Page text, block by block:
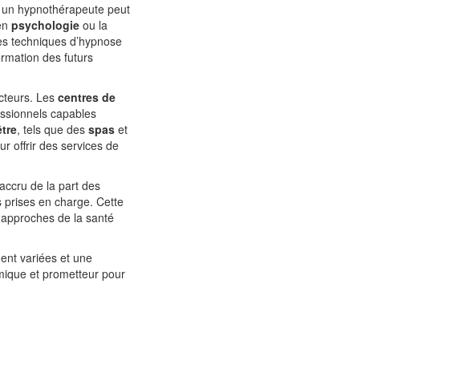
hypnothérapeute peut
psychologie ou la
techniques d’hypnose
des futurs
Les centres de
capables
, tels que des spas et
offrir des services de
de la part des
prises en charge. Cette
de la santé
variées et une
et prometteur pour